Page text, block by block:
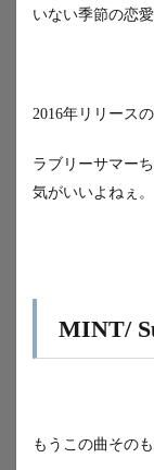
いない季節の恋
2016年リリース
ラブリーサマー
気がいいよねぇ。
MINT/
もうこの曲その